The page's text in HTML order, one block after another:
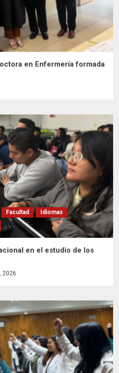
en Enfermería formada
Facultad
Idiomas
en el estudio de los
2026